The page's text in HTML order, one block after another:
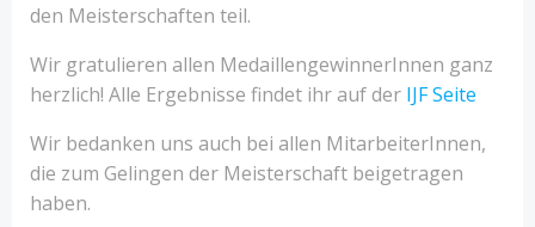
den Meisterschaften teil.
Wir gratulieren allen MedaillengewinnerInnen ganz
herzlich! Alle Ergebnisse findet ihr auf der IJF Seite
Wir bedanken uns auch bei allen MitarbeiterInnen,
die zum Gelingen der Meisterschaft beigetragen
haben.